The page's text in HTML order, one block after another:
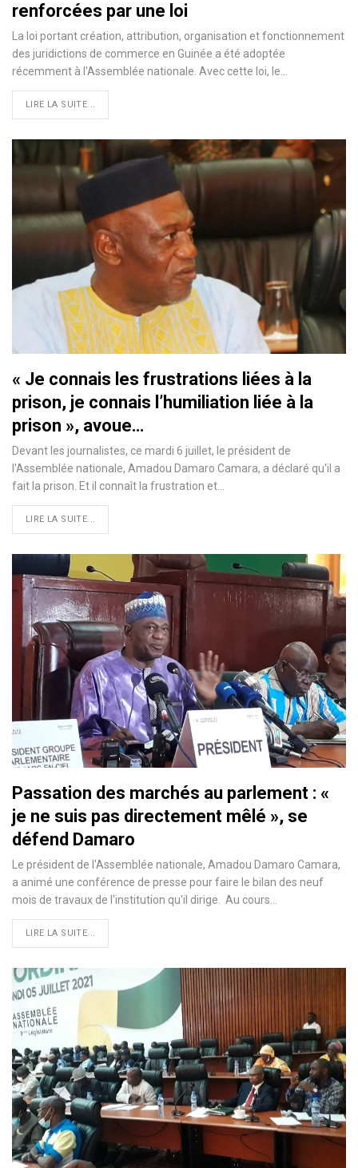
renforcées par une loi
La loi portant création, attribution, organisation et fonctionnement
des juridictions de commerce en Guinée a été adoptée
récemment à l'Assemblée nationale. Avec cette loi, le…
LIRE LA SUITE...
« Je connais les frustrations liées à la
prison, je connais l’humiliation liée à la
prison », avoue…
Devant les journalistes, ce mardi 6 juillet, le président de
l'Assemblée nationale, Amadou Damaro Camara, a déclaré qu'il a
fait la prison. Et il connaît la frustration et…
LIRE LA SUITE...
Passation des marchés au parlement : «
je ne suis pas directement mêlé », se
défend Damaro
Le président de l'Assemblée nationale, Amadou Damaro Camara,
a animé une conférence de presse pour faire le bilan des neuf
mois de travaux de l'institution qu'il dirige. Au cours…
LIRE LA SUITE...